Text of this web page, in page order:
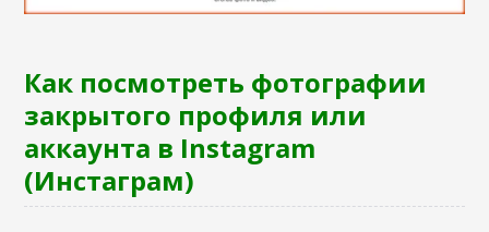
Как посмотреть фотографии
закрытого профиля или
аккаунта в Instagram
(Инстаграм)